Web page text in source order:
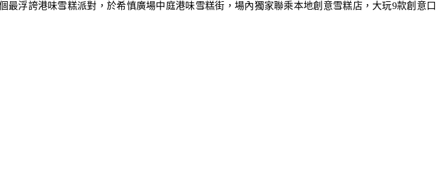
浮誇港味雪糕派對，於希慎廣場中庭港味雪糕街，場內獨家聯乘本地創意雪糕店，大玩9款創意口